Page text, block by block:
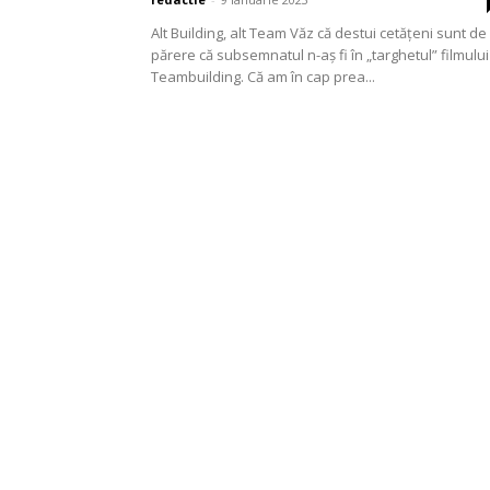
Alt Building, alt Team Văz că destui cetățeni sunt de
părere că subsemnatul n-aș fi în „targhetul” filmului
Teambuilding. Că am în cap prea...